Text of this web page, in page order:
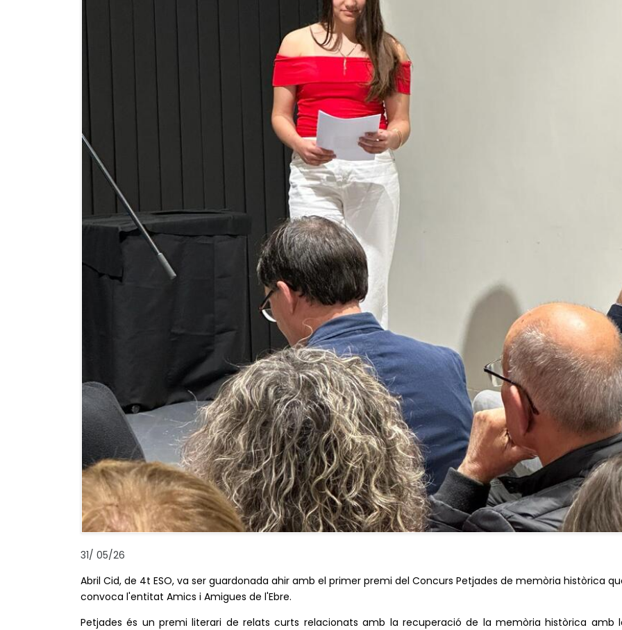
31/ 05/26
Abril Cid, de 4t ESO, va ser guardonada ahir amb el primer premi del Concurs Petjades de memòria històrica
convoca l'entitat Amics i Amigues de l'Ebre.
Petjades és unpremi literari de relats curts relacionats amb la recuperació de la memòria històrica amb